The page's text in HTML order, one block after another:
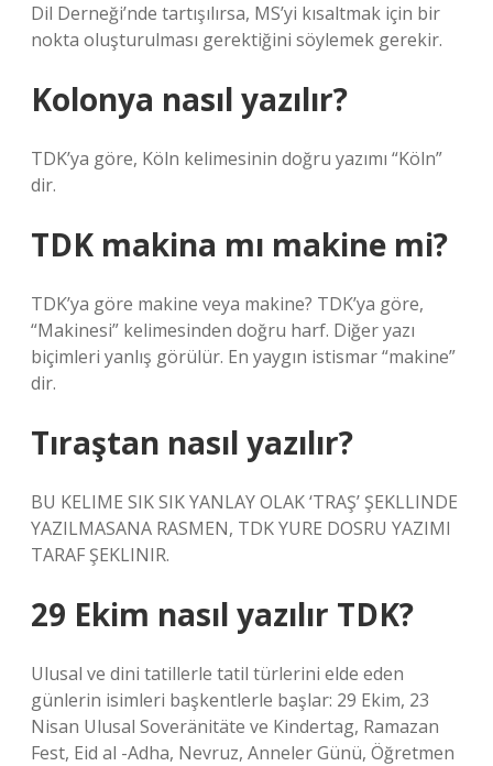
Dil Derneği’nde tartışılırsa, MS’yi kısaltmak için bir
nokta oluşturulması gerektiğini söylemek gerekir.
Kolonya nasıl yazılır?
TDK’ya göre, Köln kelimesinin doğru yazımı “Köln”
dir.
TDK makina mı makine mi?
TDK’ya göre makine veya makine? TDK’ya göre,
“Makinesi” kelimesinden doğru harf. Diğer yazı
biçimleri yanlış görülür. En yaygın istismar “makine”
dir.
Tıraştan nasıl yazılır?
BU KELIME SIK SIK YANLAY OLAK ‘TRAŞ’ ŞEKLLINDE
YAZILMASANA RASMEN, TDK YURE DOSRU YAZIMI
TARAF ŞEKLINIR.
29 Ekim nasıl yazılır TDK?
Ulusal ve dini tatillerle tatil türlerini elde eden
günlerin isimleri başkentlerle başlar: 29 Ekim, 23
Nisan Ulusal Soveränitäte ve Kindertag, Ramazan
Fest, Eid al -Adha, Nevruz, Anneler Günü, Öğretmen